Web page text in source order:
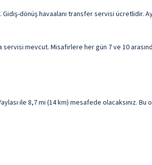
dönüş havaalanı transfer servisi ücretlidir.
mevcut. Misafirlere her gün 7 ve 10
ile 8,7 mi (14 km) mesafede olacaksınız. Bu